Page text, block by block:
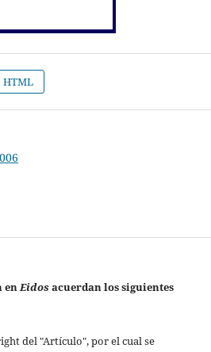
HTML
enEidosacuerdan los siguientes
del "Artículo", por el cual se